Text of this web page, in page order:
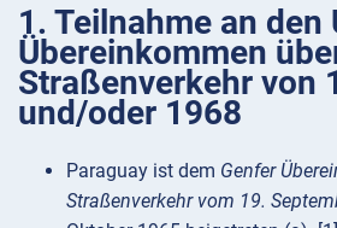
1. Teilnahme an den
Übereinkommen
Straßenverkehr von
und/oder 1968
Paraguay ist dem Genfer
Straßenverkehr vom 19.